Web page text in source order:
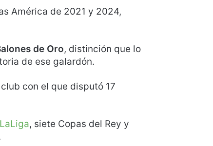
América de 2021 y 2024,
de Oro, distinción que lo
de ese galardón.
club con el que disputó 17
, siete Copas del Rey y